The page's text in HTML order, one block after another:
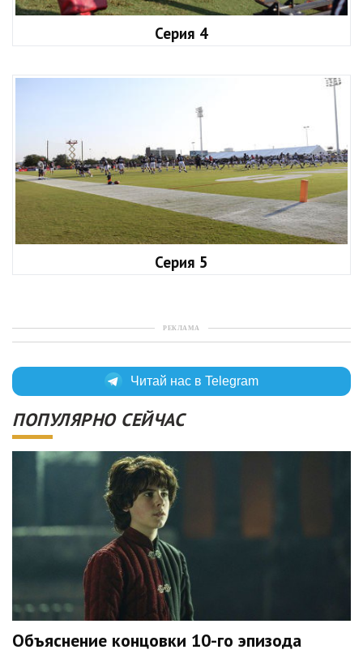
Серия 4
Серия 5
РЕКЛАМА
Читай нас в Telegram
ПОПУЛЯРНО СЕЙЧАС
Объяснение концовки 10-го эпизода